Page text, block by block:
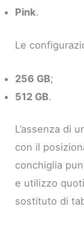
Pink.
Le
256 GB;
512 GB.
L’assenza di
con il
conchiglia
e utilizzo
sostituto di